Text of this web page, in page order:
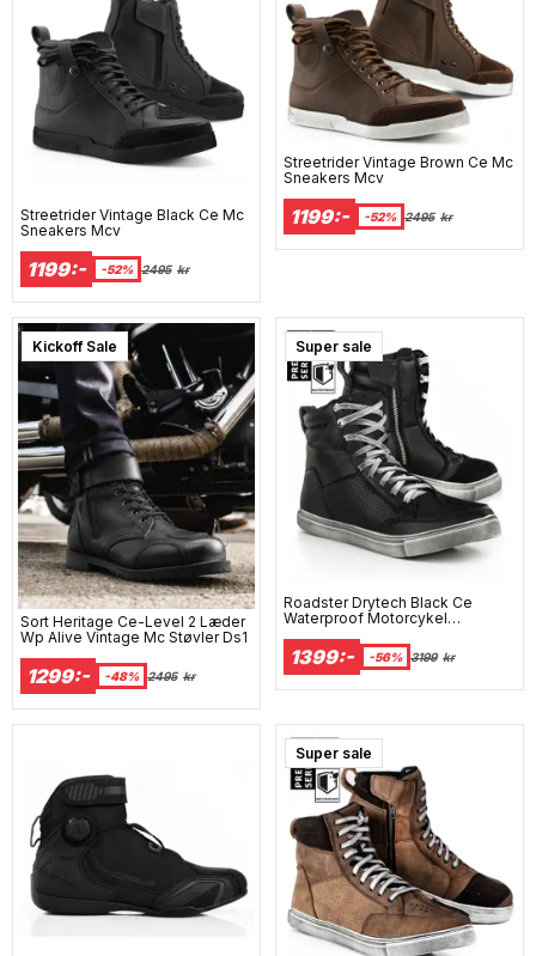
Streetrider Vintage Black Ce Mc
Sneakers Mcv
1199:- -52% 2495 kr
Streetrider Vintage Brown Ce Mc
Sneakers Mcv
1199:- -52% 2495 kr
Kickoff Sale
Sort Heritage Ce-Level 2 Læder
Wp Alive Vintage Mc Støvler Ds1
1299:- -48% 2495 kr
Super sale
Roadster Drytech Black Ce
Waterproof Motorcykel
1399:- -56% 3199 kr
Super sale